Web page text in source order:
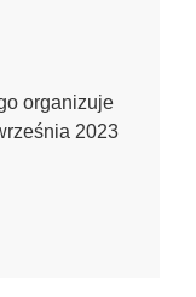
organizuje
2023